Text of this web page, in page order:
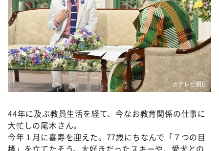
朝だ！生です旅サラダ
教えて！ニュースライブ 正義のミカタ
ＬＩＦＥ～夢のカタチ～
新婚さんいらっしゃい！
ポツンと一軒家
ぺこぱのまるスポ
アナ回覧板
©テレビ朝日
44年に及ぶ教員生活を経て、今なお教育関係の仕事に
大忙しの尾木さん。
今年１月に喜寿を迎えた。77歳にちなんで「７つの目
標」を立てたそう。大好きだったスキーや、愛犬との